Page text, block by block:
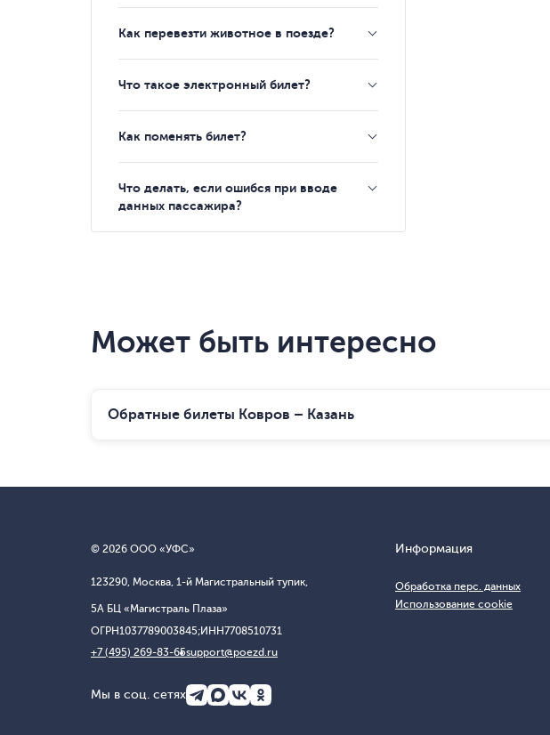
Как перевезти животное в поезде?
Что такое электронный билет?
Как поменять билет?
Что делать, если ошибся при вводе
данных пассажира?
Может быть интересно
Обратные билеты Ковров – Казань
© 2026 ООО «УФС»
123290, Москва, 1-й Магистральный тупик,
5А БЦ «Магистраль Плаза»
ОГРН1037789003845;ИНН7708510731
+7 (495) 269-83-65support@poezd.ru
Информация
Обработка перс. данных
Использование cookie
Мы в соц. сетях